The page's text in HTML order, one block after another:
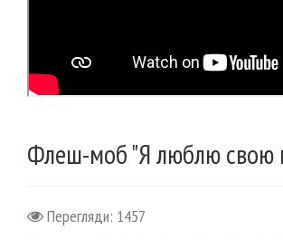
Флеш-моб "Я люблю свою
Перегляди: 1457